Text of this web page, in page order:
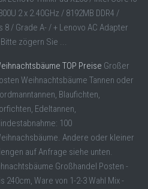
2 x 2.40GHz / 8192MB DDR4 /
8 / Grade A- / + Lenovo AC Adapter
zögern Sie ...
TOP Preise Großer
Weihnachtsbäume Tannen oder
Blaufichten,
Edeltannen,
100
Andere oder kleiner
auf Anfrage siehe unten.
Großhandel Posten -
Ware von 1-2-3 Wahl Mix -